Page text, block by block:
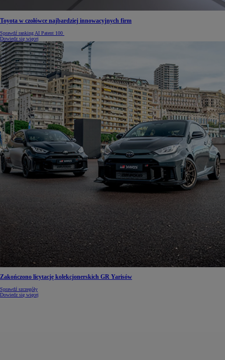
Toyota w czołówce najbardziej innowacyjnych firm
Sprawdź ranking AI Patent 100
Dowiedz się więcej
Zakończono licytację kolekcjonerskich GR Yarisów
Sprawdź szczegóły
Dowiedz się więcej